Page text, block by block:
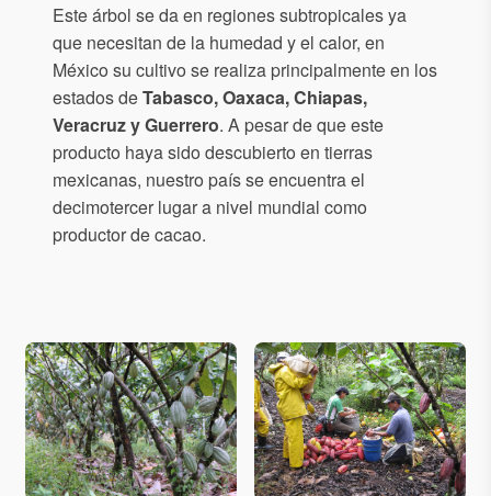
Este árbol se da en regiones subtropicales ya
que necesitan de la humedad y el calor, en
México su cultivo se realiza principalmente en los
estados deTabasco, Oaxaca, Chiapas,
Veracruz y Guerrero. A pesar de que este
producto haya sido descubierto en tierras
mexicanas, nuestro país se encuentra el
decimotercer lugar a nivel mundial como
productor de cacao.